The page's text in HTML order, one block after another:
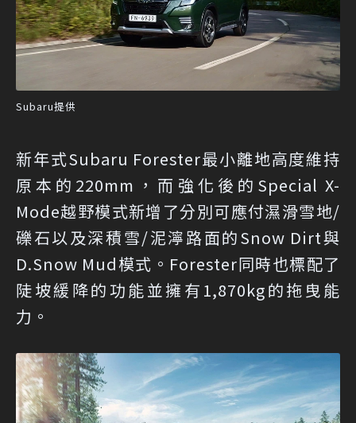
Subaru提供
新年式Subaru Forester最小離地高度維持
原本的220mm，而強化後的Special X-
Mode越野模式新增了分別可應付濕滑雪地/
礫石以及深積雪/泥濘路面的Snow Dirt與
D.Snow Mud模式。Forester同時也標配了
陡坡緩降的功能並擁有1,870kg的拖曳能
力。